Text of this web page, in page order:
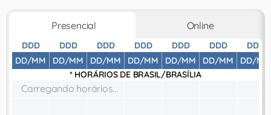
Presencial Online
DDD
DD/MM
DDD
DD/MM
DDD
DD/MM
DDD
DD/MM
DDD
DD/MM
DDD
DD/MM
DDD
DD/MM
* HORÁRIOS DE BRASIL/BRASÍLIA
Carregando horários...